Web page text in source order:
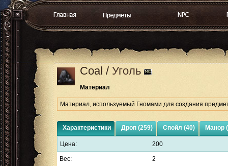
Coal / Уголь
Материал
Материал, используемый Гномами для создания
Характеристики Дроп (259) Спойл (40) Манор
Цена: 200
Вес: 2